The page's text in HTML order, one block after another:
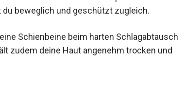
beweglich und geschützt zugleich.
Schienbeine beim harten
Innenfutter hält zudem deine Haut
Tragegefühl bei.